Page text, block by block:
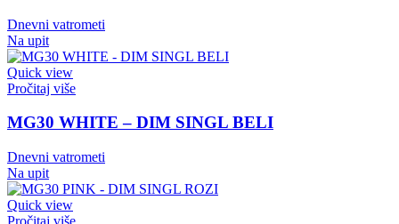
Dnevni vatrometi
Na upit
Quick view
Pročitaj više
MG30 WHITE – DIM SINGL BELI
Dnevni vatrometi
Na upit
Quick view
Pročitaj više